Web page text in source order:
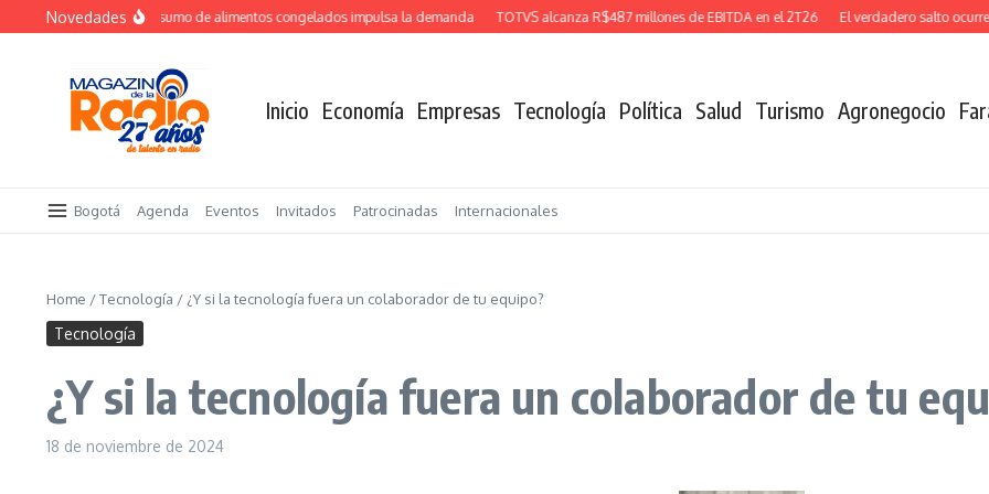
Saltar al contenido
Novedades
Crecimiento del consumo de alimentos congelados impulsa la demanda TOTVS alcanza R$487 millones de EBITDA en el 2T26 El verdadero salto ocurre
Inicio Economía Empresas Tecnología Política Salud Turismo Agronegocio
Bogotá Agenda Eventos Invitados Patrocinadas Internacionales
Home /Tecnología / ¿Y si la tecnología fuera un colaborador de tu equipo?
Tecnología
¿Y si la tecnología fuera un colaborador de tu
18 de noviembre de 2024